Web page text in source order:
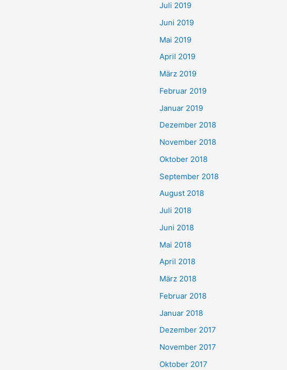
Juli 2019
Juni 2019
Mai 2019
April 2019
März 2019
Februar 2019
Januar 2019
Dezember 2018
November 2018
Oktober 2018
September 2018
August 2018
Juli 2018
Juni 2018
Mai 2018
April 2018
März 2018
Februar 2018
Januar 2018
Dezember 2017
November 2017
Oktober 2017